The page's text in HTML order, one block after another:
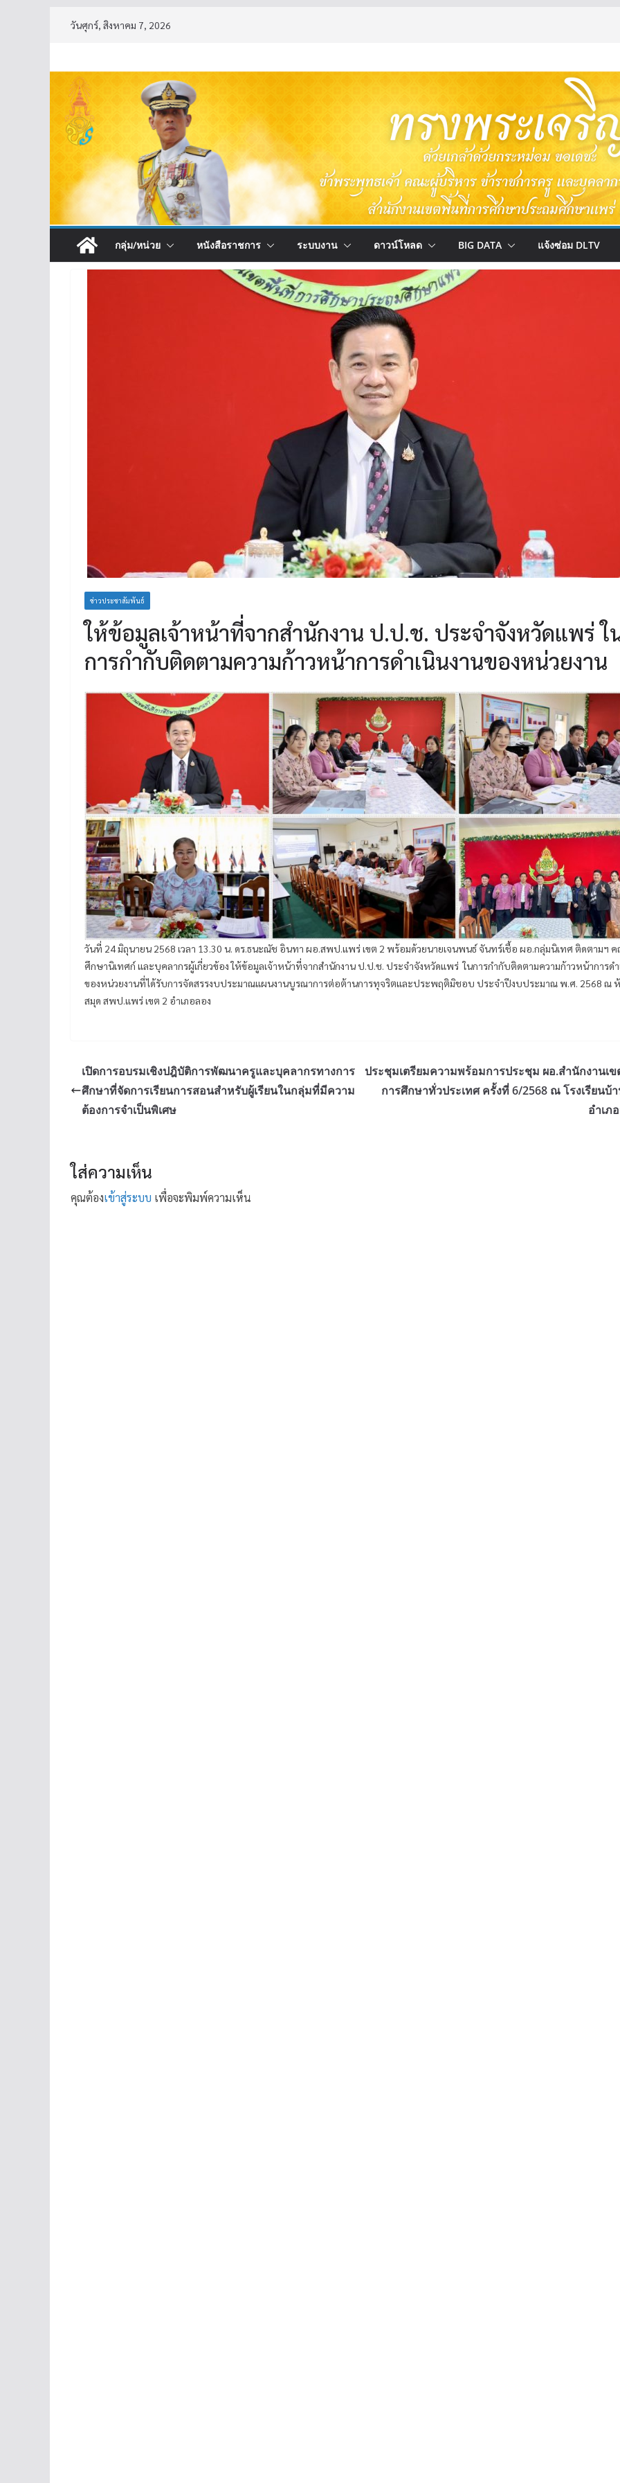
วันศุกร์, สิงหาคม 7, 2026
กลุ่ม/หน่วย หนังสือราชการ ระบบงาน ดาวน์โหลด BIG DATA แจ้งซ่อม DLTV
ข่าวประชาสัมพันธ์
ให้ข้อมูลเจ้าหน้าที่จากสำนักงาน ป.ป.ช. ประจำจังหวัดแพร่ ใ
การกำกับติดตามความก้าวหน้าการดำเนินงานของหน่วยงาน
วันที่ 24 มิถุนายน 2568 เวลา 13.30 น. ดร.ธนะณัช อินทา ผอ.สพป.แพร่ เขต 2 พร้อมด้วยนายเจนพนธ์ จันทร์เชื้อ ผอ.กลุ่มนิเทศ ติดตามฯ
ศึกษานิเทศก์ และบุคลากรผู้เกี่ยวข้อง ให้ข้อมูลเจ้าหน้าที่จากสำนักงาน ป.ป.ช. ประจำจังหวัดแพร่ ในการกำกับติดตามความก้าวหน้าการด
ของหน่วยงานที่ได้รับการจัดสรรงบประมาณแผนงานบูรณาการต่อต้านการทุจริตและประพฤติมิชอบ ประจำปีงบประมาณ พ.ศ. 2568 ณ
สมุด สพป.แพร่ เขต 2 อำเภอลอง
เปิดการอบรมเชิงปฎิบัติการพัฒนาครูและบุคลากรทางการ
ศึกษาที่จัดการเรียนการสอนสำหรับผู้เรียนในกลุ่มที่มีความ
ต้องการจำเป็นพิเศษ
ประชุมเตรียมความพร้อมการประชุม ผอ.สำนักงานเ
การศึกษาทั่วประเทศ ครั้งที่ 6/2568 ณ โรงเรียนบ้
อำเภ
ใส่ความเห็น
คุณต้องเข้าสู่ระบบ เพื่อจะพิมพ์ความเห็น